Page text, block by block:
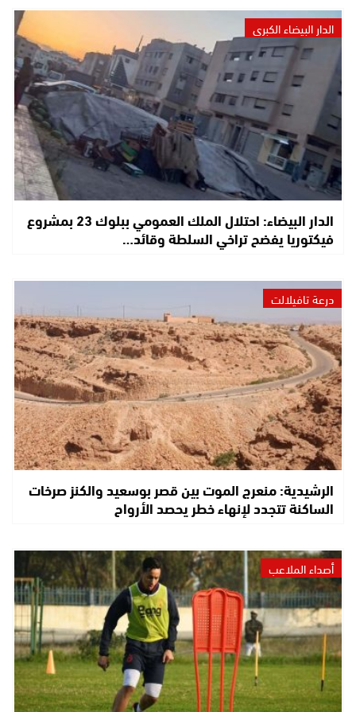
الدار البيضاء الكبرى
الدار البيضاء: احتلال الملك العمومي ببلوك 23 بمشروع
فيكتوريا يفضح تراخي السلطة وقائد…
درعة تافيلالت
الرشيدية: منعرج الموت بين قصر بوسعيد والكنز صرخات
الساكنة تتجدد لإنهاء خطر يحصد الأرواح
أصداء الملاعب